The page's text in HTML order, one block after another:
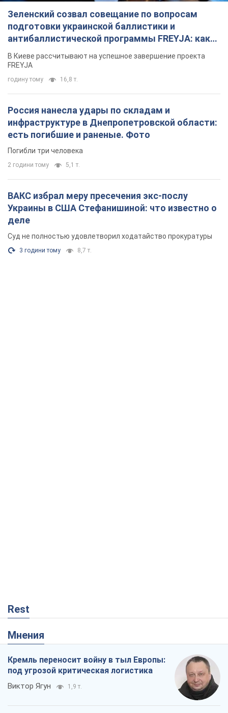
Зеленский созвал совещание по вопросам
подготовки украинской баллистики и
антибаллистической программы FREYJA: какие
решения готовятся
В Киеве рассчитывают на успешное завершение проекта
FREYJA
годину тому 16,8 т.
Россия нанесла удары по складам и
инфраструктуре в Днепропетровской области:
есть погибшие и раненые. Фото
Погибли три человека
2 години тому 5,1 т.
ВАКС избрал меру пресечения экс-послу
Украины в США Стефанишиной: что известно о
деле
Суд не полностью удовлетворил ходатайство прокуратуры
3 години тому 8,7 т.
Rest
Мнения
Кремль переносит войну в тыл Европы:
под угрозой критическая логистика
Виктор Ягун 1,9 т.